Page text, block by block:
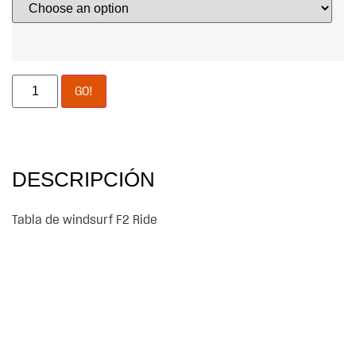
GO!
DESCRIPCIÓN
Tabla de windsurf F2 Ride